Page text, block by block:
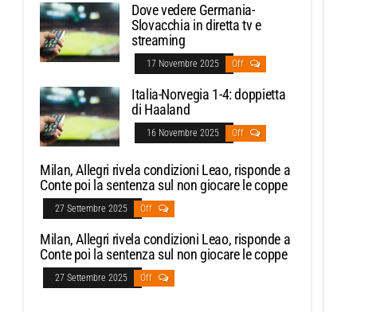
Dove vedere Germania-
Slovacchia in diretta tv e
streaming
17 Novembre 2025 Off
Italia-Norvegia 1-4: doppietta
di Haaland
16 Novembre 2025 Off
Milan, Allegri rivela condizioni Leao, risponde a
Conte poi la sentenza sul non giocare le coppe
27 Settembre 2025 Off
Milan, Allegri rivela condizioni Leao, risponde a
Conte poi la sentenza sul non giocare le coppe
27 Settembre 2025 Off